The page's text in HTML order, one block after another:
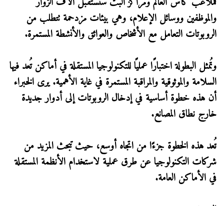
والموظفين ووسائل الإعلام، وهي بيئات مزدحمة تتطلب من
الروبوتات التعامل مع الأشخاص والعوائق والأنشطة المستمرة.
وتُمثل البطولة اختبارًا عمليًا للتكنولوجيا المستقلة في أماكن تُعد فيها
السلامة والموثوقية والمراقبة المستمرة في غاية الأهمية. يرى الخبراء
أن هذه خطوة أساسية في إدخال الروبوتات إلى أدوار جديدة
خارج نطاق المصانع.
تُعد هذه الخطوة جزءًا من اتجاه أوسع، حيث تبحث المزيد من
شركات التكنولوجيا عن طرق عملية لاستخدام الأنظمة المستقلة
في الأماكن العامة.